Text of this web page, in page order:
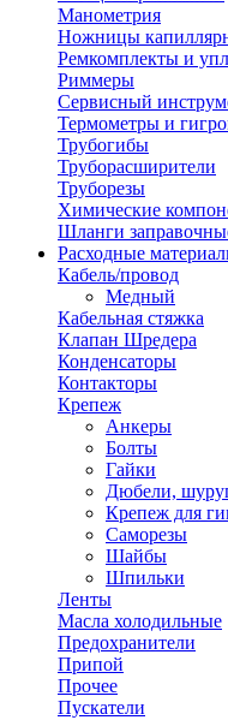
Манометрия
Ножницы
Ремкомплекты и
Риммеры
Сервисный
Термометры и
Трубогибы
Труборасширители
Труборезы
Химические
Шланги
Расходные
Кабель/провод
Медный
Кабельная стяжка
Клапан Шредера
Конденсаторы
Контакторы
Крепеж
Анкеры
Болты
Гайки
Дюбели,
Крепеж для
Саморезы
Шайбы
Шпильки
Ленты
Масла холодильные
Предохранители
Припой
Прочее
Пускатели